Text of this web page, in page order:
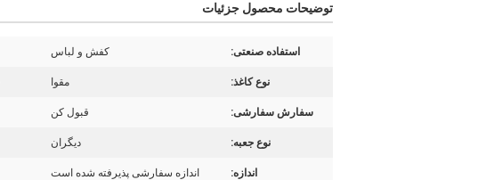
توضیحات محصول جزئیات
استفاده صنعتی: کفش و لباس
نوع کاغذ: مقوا
سفارش سفارشی: قبول کن
نوع جعبه: دیگران
اندازه: اندازه سفارشی پذیرفته شده است